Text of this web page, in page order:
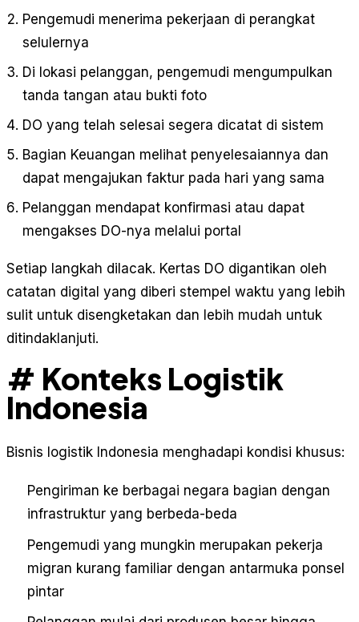
Pengemudi menerima pekerjaan di perangkat
selulernya
Di lokasi pelanggan, pengemudi mengumpulkan
tanda tangan atau bukti foto
DO yang telah selesai segera dicatat di sistem
Bagian Keuangan melihat penyelesaiannya dan
dapat mengajukan faktur pada hari yang sama
Pelanggan mendapat konfirmasi atau dapat
mengakses DO-nya melalui portal
Setiap langkah dilacak. Kertas DO digantikan oleh
catatan digital yang diberi stempel waktu yang lebih
sulit untuk disengketakan dan lebih mudah untuk
ditindaklanjuti.
# Konteks Logistik
Indonesia
Bisnis logistik Indonesia menghadapi kondisi khusus:
Pengiriman ke berbagai negara bagian dengan
infrastruktur yang berbeda-beda
Pengemudi yang mungkin merupakan pekerja
migran kurang familiar dengan antarmuka ponsel
pintar